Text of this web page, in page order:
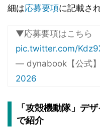
細は応募要項に記載さ
▼応募要項はこちら
pic.twitter.com/
— dynabook【公式
2026
「攻殻機動隊」デ
で紹介